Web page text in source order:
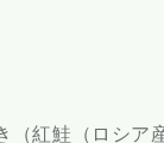
（紅鮭（ロシア